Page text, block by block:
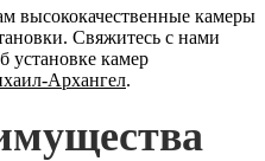
высококачественные камеры
Свяжитесь с нами
установке камер
Архангел.